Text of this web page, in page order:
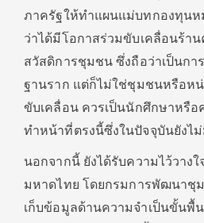
ภาครัฐให้ทำแผนแม่บทกองทุนห
ว่าได้มีโอกาสร่วมขับเคลื่อนร้า
สวัสดิการชุมชน ซึ่งถือว่าเป็นกา
ฐานราก แต่ก็ไม่ใช่ชุมชนหรือห
ขับเคลื่อน ควรเป็นนักศึกษาหรื
ทำหน้าที่ตรงนี้ซึ่งในปัจจุบันยังไ
นอกจากนี้ ยังได้รับความไว้วางใ
มหาดไทย โดยกรมการพัฒนาชุ
เก็บข้อมูลด้านความจำเป็นขั้นพื้